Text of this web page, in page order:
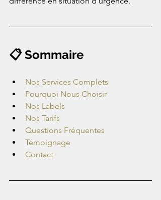
📋 Sommaire
Nos Services Complets
Pourquoi Nous Choisir
Nos Labels
Nos Tarifs
Questions Fréquentes
Témoignage
Contact